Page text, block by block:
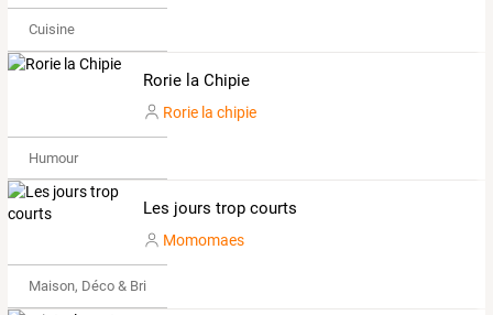
Cuisine
Rorie la Chipie
Rorie la chipie
Humour
Les jours trop courts
Momomaes
Maison, Déco & Bricolage